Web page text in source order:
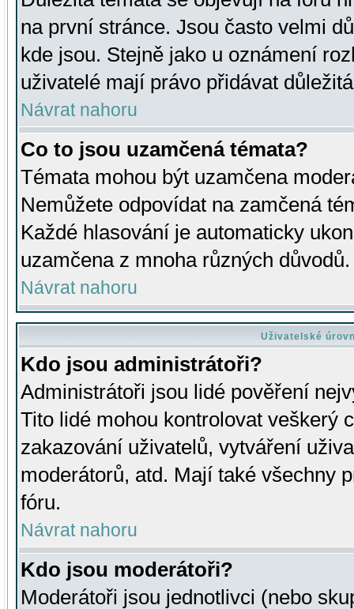
na první stránce. Jsou často velmi
kde jsou. Stejně jako u oznámení
uživatelé mají právo přidávat
Návrat nahoru
Co to jsou uzamčená témata?
Témata mohou být uzamčena
Nemůžete odpovídat na zamčená
Každé hlasování je automaticky
uzamčena z mnoha různých důvodů.
Návrat nahoru
Uživatelské
Kdo jsou administrátoři?
Administrátoři jsou lidé pověření
Tito lidé mohou kontrolovat veškerý
zakazování uživatelů, vytváření
moderátorů, atd. Mají také všechny
fóru.
Návrat nahoru
Kdo jsou moderátoři?
Moderátoři jsou jednotlivci (nebo